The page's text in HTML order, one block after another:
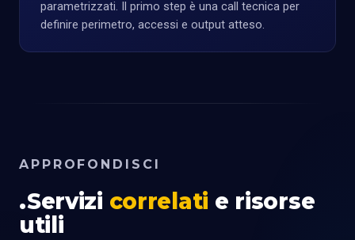
parametrizzati. Il primo step è una call tecnica per
definire perimetro, accessi e output atteso.
APPROFONDISCI
Servizi correlati e risorse
utili